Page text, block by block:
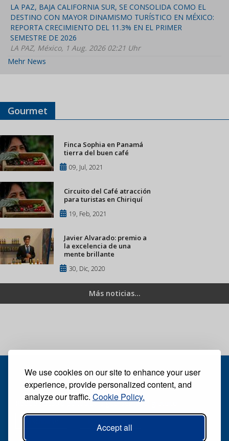
We use cookies on our site to enhance your user
experience, provide personalized content, and
analyze our traffic. Cookie Policy.
Accept all
LA PAZ, BAJA CALIFORNIA SUR, SE CONSOLIDA COMO EL
DESTINO CON MAYOR DINAMISMO TURÍSTICO EN MÉXICO:
REPORTA CRECIMIENTO DEL 11.3% EN EL PRIMER
SEMESTRE DE 2026
LA PAZ, México, 1 Aug. 2026 02:21 Uhr
Mehr News
Gourmet
Finca Sophia en Panamá
tierra del buen café
09, Jul, 2021
Circuito del Café atracción
para turistas en Chiriquí
19, Feb, 2021
Javier Alvarado: premio a
la excelencia de una
mente brillante
30, Dic, 2020
Más noticias...
Recibe nuestro periódico digital semanal gratuito
Suscribirse